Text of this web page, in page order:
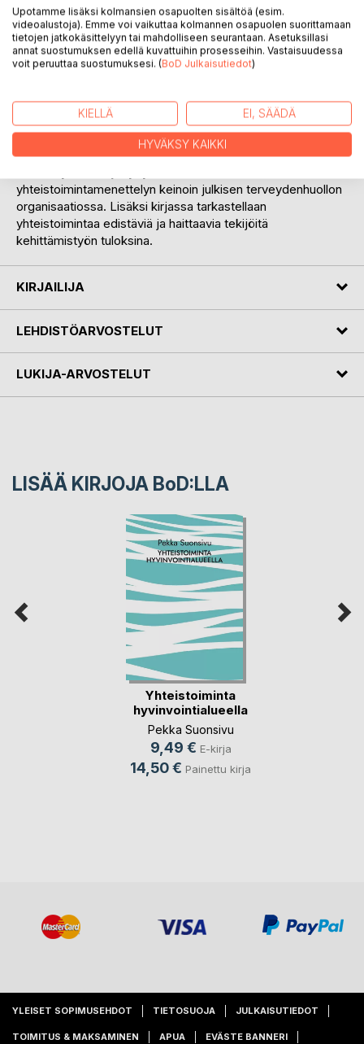
KUVAUS
työpaikoilla on erittäin ajankohtainen asia.
Yhteistoimintalakia ollaan uudistamassa siten, että painotus
olisi jatkossa yhteistoiminnallisessa kehittämisessä. Tässä
kirjassa selvitetään henkilöstön vaikutusmahdollisuuksia
yhteistoimintamenettelyn keinoin julkisen terveydenhuollon
organisaatiossa. Lisäksi kirjassa tarkastellaan
yhteistoimintaa edistäviä ja haittaavia tekijöitä
kehittämistyön tuloksina.
KIRJAILIJA
LEHDISTÖARVOSTELUT
LUKIJA-ARVOSTELUT
LISÄÄ KIRJOJA BoD:LLA
Yhteistoiminta
hyvinvointialueella
Pekka Suonsivu
9,49 € E-kirja
14,50 € Painettu kirja
YLEISET SOPIMUSEHDOT TIETOSUOJA JULKAISUTIEDOT
TOIMITUS & MAKSAMINEN APUA EVÄSTE BANNERI
Upotamme lisäksi kolmansien osapuolten sisältöä (esim.
videoalustoja). Emme voi vaikuttaa kolmannen osapuolen suorittamaan
tietojen jatkokäsittelyyn tai mahdolliseen seurantaan. Asetuksillasi
annat suostumuksen edellä kuvattuihin prosesseihin. Vastaisuudessa
voit peruuttaa suostumuksesi. (BoD Julkaisutiedot)
KIELLÄ EI, SÄÄDÄ
HYVÄKSY KAIKKI